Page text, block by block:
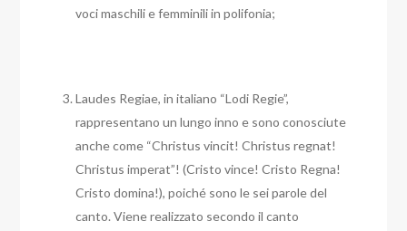
voci maschili e femminili in polifonia;
Laudes Regiae, in italiano “Lodi Regie”,
rappresentano un lungo inno e sono conosciute
anche come “Christus vincit! Christus regnat!
Christus imperat”! (Cristo vince! Cristo Regna!
Cristo domina!), poiché sono le sei parole del
canto. Viene realizzato secondo il canto